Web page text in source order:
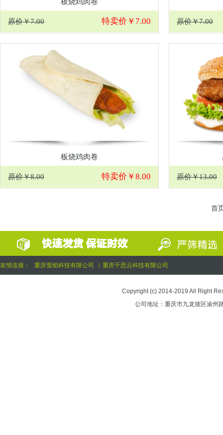
原价￥7.00 特卖价￥7.00 原价￥7.00
板烧鸡肉卷
原价￥8.00 特卖价￥8.00 原价￥13.00
首
友情连接： 重庆萤焰科技有限公司 重庆千思云科技有限公司
Copyright (c) 2014-2019 All Right
公司地址：重庆市九龙坡区渝州